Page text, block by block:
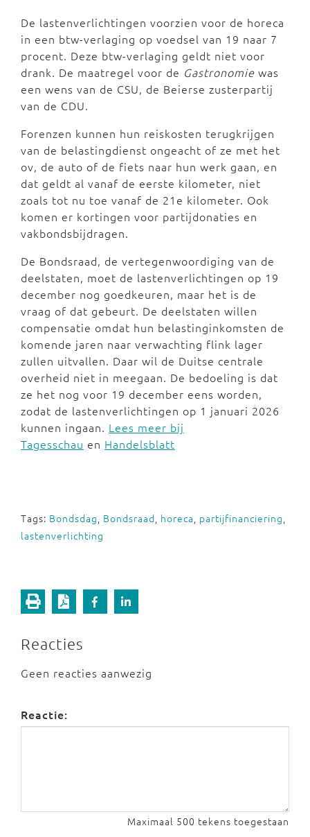
De lastenverlichtingen voorzien voor de horeca
in een btw-verlaging op voedsel van 19 naar 7
procent. Deze btw-verlaging geldt niet voor
drank. De maatregel voor de Gastronomie was
een wens van de CSU, de Beierse zusterpartij
van de CDU.
Forenzen kunnen hun reiskosten terugkrijgen
van de belastingdienst ongeacht of ze met het
ov, de auto of de fiets naar hun werk gaan, en
dat geldt al vanaf de eerste kilometer, niet
zoals tot nu toe vanaf de 21e kilometer. Ook
komen er kortingen voor partijdonaties en
vakbondsbijdragen.
De Bondsraad, de vertegenwoordiging van de
deelstaten, moet de lastenverlichtingen op 19
december nog goedkeuren, maar het is de
vraag of dat gebeurt. De deelstaten willen
compensatie omdat hun belastinginkomsten de
komende jaren naar verwachting flink lager
zullen uitvallen. Daar wil de Duitse centrale
overheid niet in meegaan. De bedoeling is dat
ze het nog voor 19 december eens worden,
zodat de lastenverlichtingen op 1 januari 2026
kunnen ingaan. Lees meer bij
Tagesschau en Handelsblatt
Tags: Bondsdag, Bondsraad, horeca, partijfinanciering,
lastenverlichting
Reacties
Geen reacties aanwezig
Reactie:
Maximaal 500 tekens toegestaan